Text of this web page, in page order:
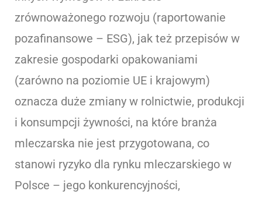
zrównoważonego rozwoju (raportowanie
pozafinansowe – ESG), jak też przepisów w
zakresie gospodarki opakowaniami
(zarówno na poziomie UE i krajowym)
oznacza duże zmiany w rolnictwie, produkcji
i konsumpcji żywności, na które branża
mleczarska nie jest przygotowana, co
stanowi ryzyko dla rynku mleczarskiego w
Polsce – jego konkurencyjności,